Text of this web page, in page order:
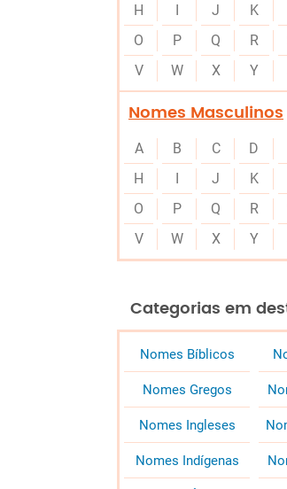
H
I J K
O
P Q R
V
W X Y
Nomes Masculinos
A B C D
H
I J K
O
P Q R
V
W X Y
Categorias em
Nomes Bíblicos
Nomes Gregos
Nomes Ingleses
Nomes Indígenas